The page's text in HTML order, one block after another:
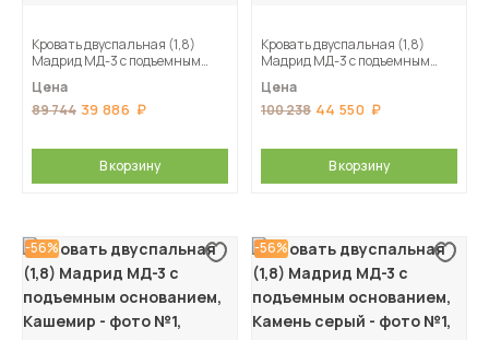
Кровать двуспальная (1,8)
Мадрид МД-3 с подъемным
Цена
89 744 39 886
В корзину
Кровать двуспальная (1,8)
Мадрид МД-3 с подъемным
Цена
100 238 44 550
В корзину
-56% -56%